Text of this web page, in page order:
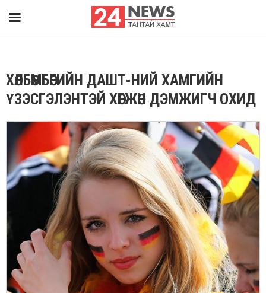
ХӨЛБӨМБӨГИЙН ДАШТ-НИЙ ХАМГИЙН
ҮЗЭСГЭЛЭНТЭЙ ХӨГЖӨӨН ДЭМЖИГЧ ОХИД